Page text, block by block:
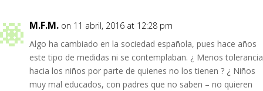
M.F.M. on 11 abril, 2016 at 12:28 pm
Algo ha cambiado en la sociedad española, pues hace años
este tipo de medidas ni se contemplaban. ¿ Menos tolerancia
hacia los niños por parte de quienes no los tienen ? ¿ Niños
muy mal educados, con padres que no saben – no quieren